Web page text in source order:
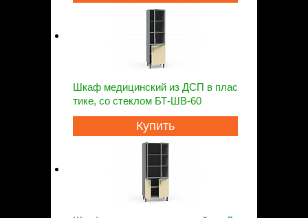
Шкаф медицинский из ДСП в плас
тике, со стеклом БТ-ШВ-60
Купить